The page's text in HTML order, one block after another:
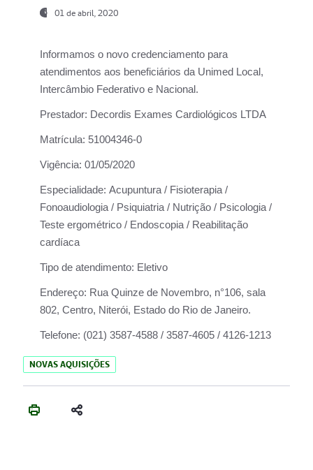
01 de abril, 2020
Informamos o novo credenciamento para
atendimentos aos beneficiários da Unimed Local,
Intercâmbio Federativo e Nacional.
Prestador: Decordis Exames Cardiológicos LTDA
Matrícula: 51004346-0
Vigência: 01/05/2020
Especialidade: Acupuntura / Fisioterapia /
Fonoaudiologia / Psiquiatria / Nutrição / Psicologia /
Teste ergométrico / Endoscopia / Reabilitação
cardíaca
Tipo de atendimento: Eletivo
Endereço: Rua Quinze de Novembro, n°106, sala
802, Centro, Niterói, Estado do Rio de Janeiro.
Telefone: (021) 3587-4588 / 3587-4605 / 4126-1213
NOVAS AQUISIÇÕES